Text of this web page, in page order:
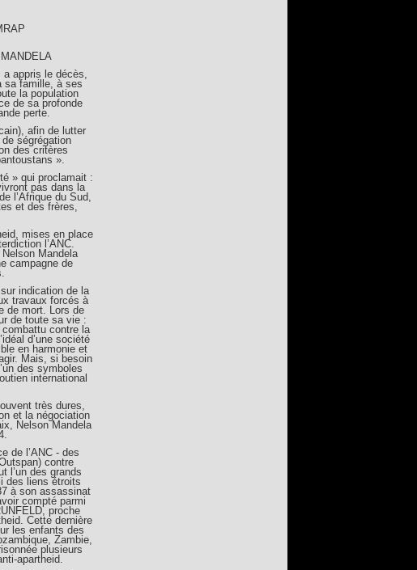
a appris le décès,
sa famille, à ses
la population
de sa profonde
perte.
afin de lutter
ségrégation
des critères
».
» qui proclamait :
pas dans la
l’Afrique du Sud,
et des frères,
mises en place
l’ANC.
Mandela
campagne de
indication de la
travaux forcés à
de mort. Lors de
de toute sa vie :
contre la
d’une société
en harmonie et
Mais, si besoin
des symboles
international
très dures,
et la négociation
Nelson Mandela
de l’ANC - des
contre
l’un des grands
des liens étroits
à son assassinat
compté parmi
proche
Cette dernière
les enfants des
Zambie,
plusieurs
apartheid.